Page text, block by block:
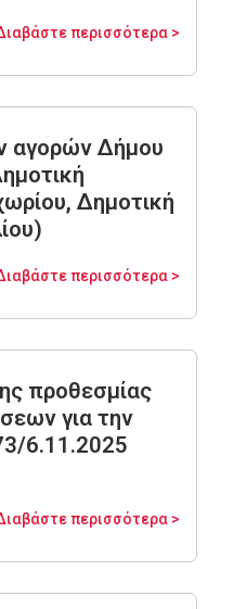
περισσότερα >
αγορών Δήμου
Δημοτική
περισσότερα >
προθεσμίας
για την
6.11.2025
περισσότερα >